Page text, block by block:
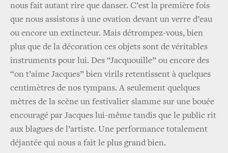
nous fait autant rire que danser. C’est la première fois
que nous assistons à une ovation devant un verre d’eau
ou encore un extincteur. Mais détrompez-vous, bien
plus que de la décoration ces objets sont de véritables
instruments pour lui. Des “Jacquouille” ou encore des
“on t’aime Jacques” bien virils retentissent à quelques
centimètres de nos tympans. A seulement quelques
mètres de la scène un festivalier slamme sur une bouée
encouragé par Jacques lui-même tandis que le public rit
aux blagues de l’artiste. Une performance totalement
déjantée qui nous a fait le plus grand bien.